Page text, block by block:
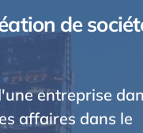
de
entreprise
affaires dans le